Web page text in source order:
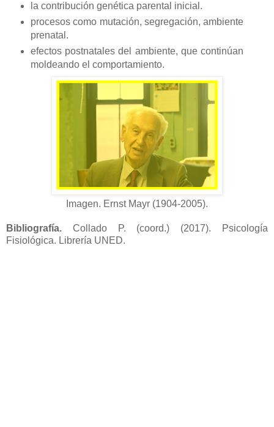
la contribución genética parental inicial.
procesos como mutación, segregación, ambiente
prenatal.
efectos postnatales del ambiente, que continúan
moldeando el comportamiento.
Imagen. Ernst Mayr (1904-2005).
Bibliografía. Collado P. (coord.) (2017). Psicología
Fisiológica. Librería UNED.